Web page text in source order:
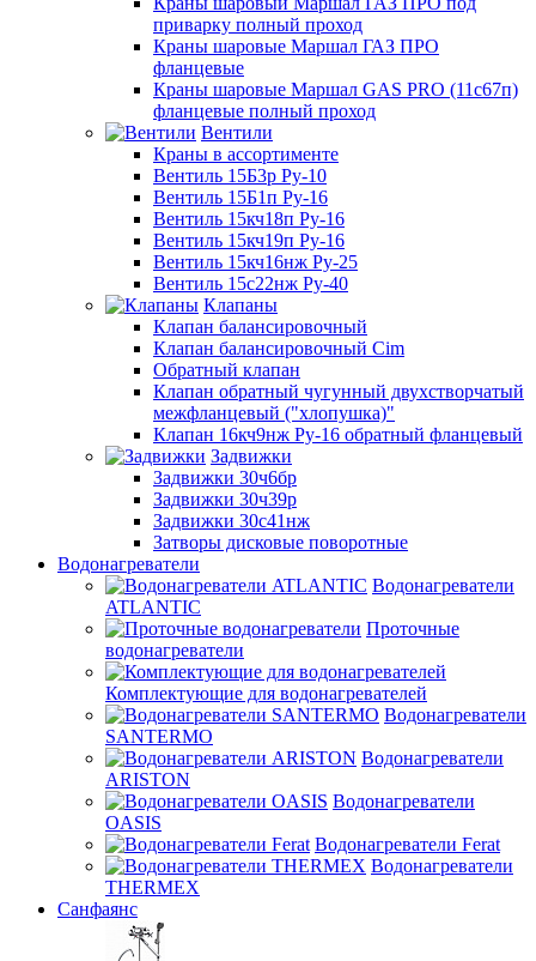
приварку полный проход
Краны шаровые Маршал ГАЗ ПРО
фланцевые
Краны шаровые Маршал GAS PRO (11с67п)
фланцевые полный проход
Вентили
Краны в ассортименте
Вентиль 15Б3р Ру-10
Вентиль 15Б1п Ру-16
Вентиль 15кч18п Ру-16
Вентиль 15кч19п Ру-16
Вентиль 15кч16нж Ру-25
Вентиль 15с22нж Ру-40
Клапаны
Клапан балансировочный
Клапан балансировочный Cim
Обратный клапан
Клапан обратный чугунный двухстворчатый
межфланцевый ("хлопушка)"
Клапан 16кч9нж Ру-16 обратный фланцевый
Задвижки
Задвижки 30ч6бр
Задвижки 30ч39р
Задвижки 30с41нж
Затворы дисковые поворотные
Водонагреватели
Водонагреватели
ATLANTIC
Проточные
водонагреватели
Комплектующие для водонагревателей
Водонагреватели
SANTERMO
Водонагреватели
ARISTON
Водонагреватели
OASIS
Водонагреватели Ferat
Водонагреватели
THERMEX
Санфаянс